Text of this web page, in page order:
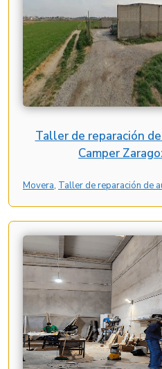
Taller de reparación
Camper
Movera, Taller de reparación de